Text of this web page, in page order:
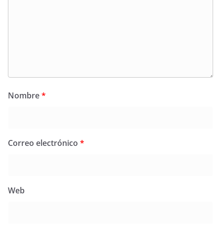
Nombre*
Correo electrónico *
Web